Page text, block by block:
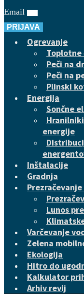
Email
PRIJAVA
Ogrevanje
Toplotne
Peči na
Peči na
Plinski
Energija
Sončne
energije
Inštalacije
Gradnja
Lunos
Varčevanje
Zelena
Ekologija
Hitro do
Kalkulator
Arhiv revij